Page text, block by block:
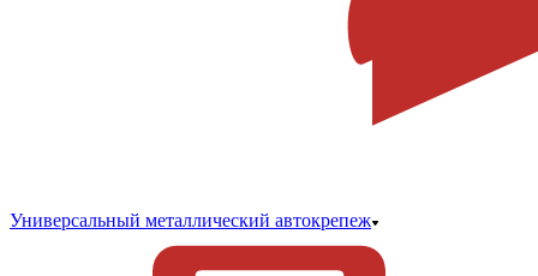
Универсальный металлический автокрепеж